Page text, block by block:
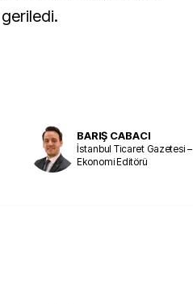
BARIŞ CABACI
İstanbul Ticaret Gazetesi –
Ekonomi Editörü